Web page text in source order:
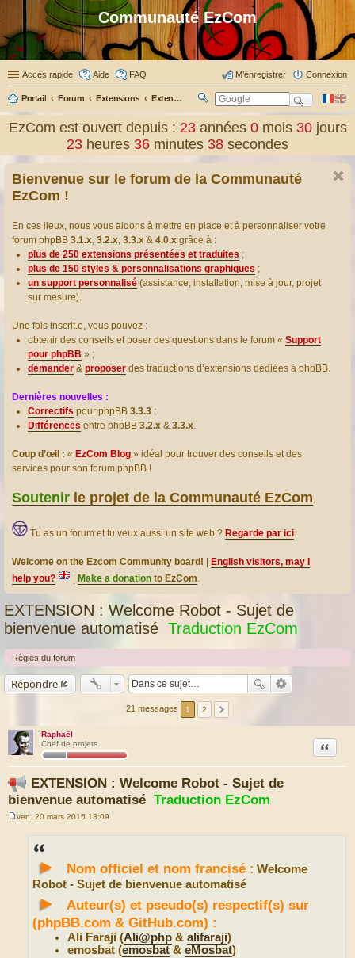
Communauté EzCom
Accès rapide Aide FAQ Connexion
M’enregistrer
Portail Forum Extensions Extensions présentées & traduites
ec
ch
er
EzCom est ouvert depuis : 23 années0 mois30 jours
23 heures 36 minutes 39 secondes
Bienvenue sur le forum de la Communauté
EzCom !
En ces lieux, nous vous aidons à mettre en place et à personnaliser votre
forum phpBB 3.1.x, 3.2.x, 3.3.x & 4.0.x grâce à :
plus de 250 extensions présentées et traduites ;
plus de 150 styles & personnalisations graphiques ;
un support personnalisé (assistance, installation, mise à jour, projet
sur mesure).
Une fois inscrit.e, vous pouvez :
obtenir des conseils et poser des questions dans le forum « Support
pour phpBB » ;
demander & proposer des traductions d’extensions dédiées à phpBB.
Dernières nouvelles :
Correctifs pour phpBB 3.3.3 ;
Différences entre phpBB 3.2.x & 3.3.x.
Coup d’œil : « EzCom Blog » idéal pour trouver des conseils et des
services pour son forum phpBB !
Soutenir le projet de la Communauté EzCom.
Tu as un forum et tu veux aussi un site web ? Regarde par ici.
Welcome on the Ezcom Community board!
English visitors, may I
help you?
Make a donation to EzCom.
EXTENSION : Welcome Robot - Sujet de
bienvenue automatisé Traduction EzCom
Règles du forum
Répondre
21 messages 1 2
Raphaël
Chef de projets
EXTENSION : Welcome Robot - Sujet de
bienvenue automatisé Traduction EzCom
Citation
ven. 20 mars 2015 13:09
► Nom officiel et nom francisé : Welcome
Robot - Sujet de bienvenue automatisé
►
Auteur(s) et pseudo(s) respectif(s) sur
(phpBB.com & GitHub.com) :
Ali Faraji (Ali@php &alifaraji)
emosbat (emosbat &eMosbat)